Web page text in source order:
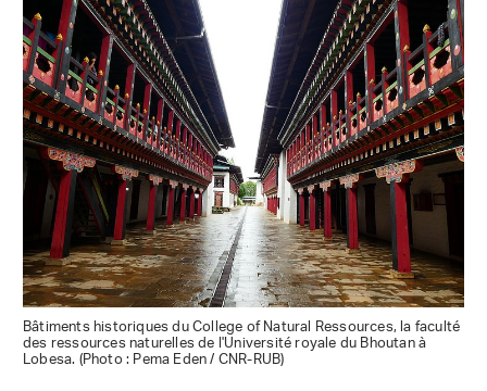
Bâtiments historiques du College of Natural Ressources, la faculté
des ressources naturelles de l'Université royale du Bhoutan à
Lobesa. (Photo : Pema Eden / CNR-RUB)